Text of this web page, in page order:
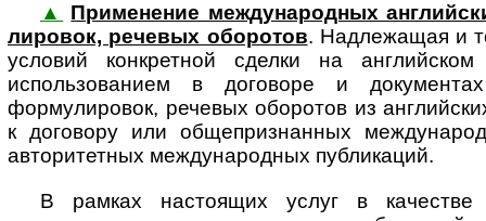
▲
Применение международных
ли­ро­вок, ре­че­вых обо­ро­тов. Над­ле­жа­щая и
условий конкретной сделки на английском
использованием в договоре и
формулировок, речевых оборотов из
к договору или общепризнанных
авторитетных международных публикаций.
В рамках настоящих услуг в качестве